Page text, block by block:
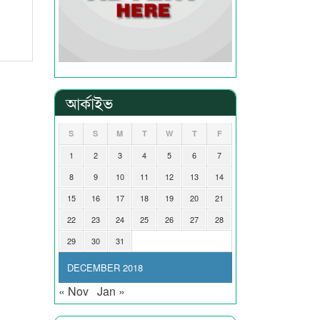
আর্কাইভ
DECEMBER 2018
S S M T W T F
1 2 3 4 5 6
7
8
9 10 11 12 13
14
15
16 17 18 19 20
21
22
23 24 25 26 27
28
29
30 31
« Nov Jan »